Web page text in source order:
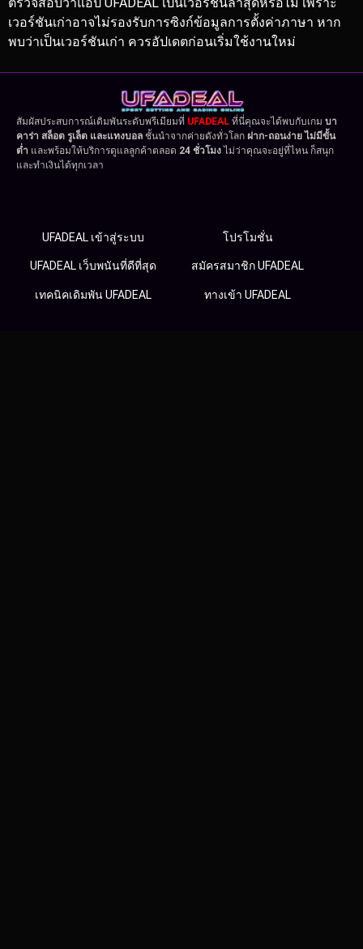
ตรวจสอบว่าแอป UFADEAL เป็นเวอร์ชันล่าสุดหรือไม่ เพราะ
เวอร์ชันเก่าอาจไม่รองรับการซิงก์ข้อมูลการตั้งค่าภาษา หาก
พบว่าเป็นเวอร์ชันเก่า ควรอัปเดตก่อนเริ่มใช้งานใหม่
สัมผัสประสบการณ์เดิมพันระดับพรีเมียมที่ UFADEAL ที่นี่คุณจะได้พบกับเกม บา
คาร่า สล็อต รูเล็ต และแทงบอล ชั้นนำจากค่ายดังทั่วโลก ฝาก-ถอนง่าย ไม่มีขั้น
ต่ำ และพร้อมให้บริการดูแลลูกค้าตลอด 24 ชั่วโมง ไม่ว่าคุณจะอยู่ที่ไหน ก็สนุก
และทำเงินได้ทุกเวลา
UFADEAL เข้าสู่ระบบ
UFADEAL เว็บพนันที่ดีที่สุด
เทคนิคเดิมพัน UFADEAL
โปรโมชั่น
สมัครสมาชิก UFADEAL
ทางเข้า UFADEAL